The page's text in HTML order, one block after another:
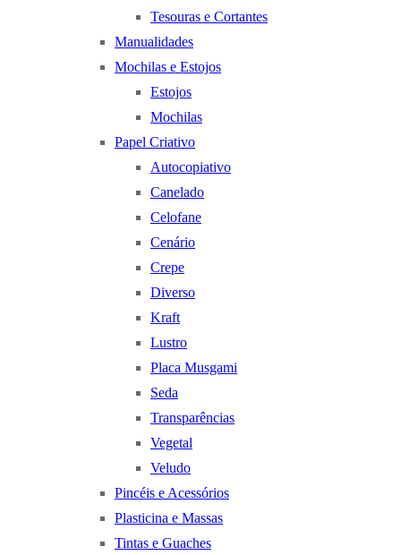
Tesouras e Cortantes
Manualidades
Mochilas e Estojos
Estojos
Mochilas
Papel Criativo
Autocopiativo
Canelado
Celofane
Cenário
Crepe
Diverso
Kraft
Lustro
Placa Musgami
Seda
Transparências
Vegetal
Veludo
Pincéis e Acessórios
Plasticina e Massas
Tintas e Guaches